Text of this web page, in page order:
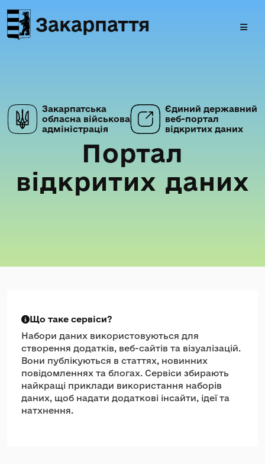
Закарпаття
Закарпатська
обласна військова
адміністрація
Єдиний державний
веб-портал
відкритих даних
Портал
відкритих даних
Що таке сервіси?
Набори даних використовуються для
створення додатків, веб-сайтів та візуалізацій.
Вони публікуються в статтях, новинних
повідомленнях та блогах. Сервіси збирають
найкращі приклади використання наборів
даних, щоб надати додаткові інсайти, ідеї та
натхнення.